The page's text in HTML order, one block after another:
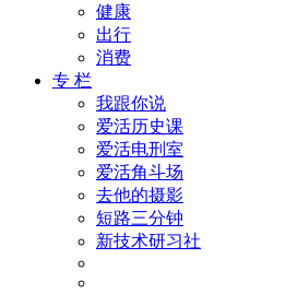
健康
出行
消费
专 栏
我跟你说
爱活历史课
爱活电刑室
爱活角斗场
去他的摄影
短路三分钟
新技术研习社